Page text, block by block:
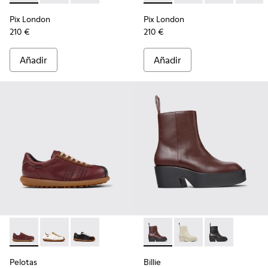
Pix London
210 €
Añadir
Pix London
210 €
Añadir
Pelotas - K201758-007 - Zapatos de piel multicolor para
Pelotas - K201758-010
Pelotas - K201758-001
Pelotas
Billie - K400754-007 -
Billie - K400754-006
Billie -
Billie